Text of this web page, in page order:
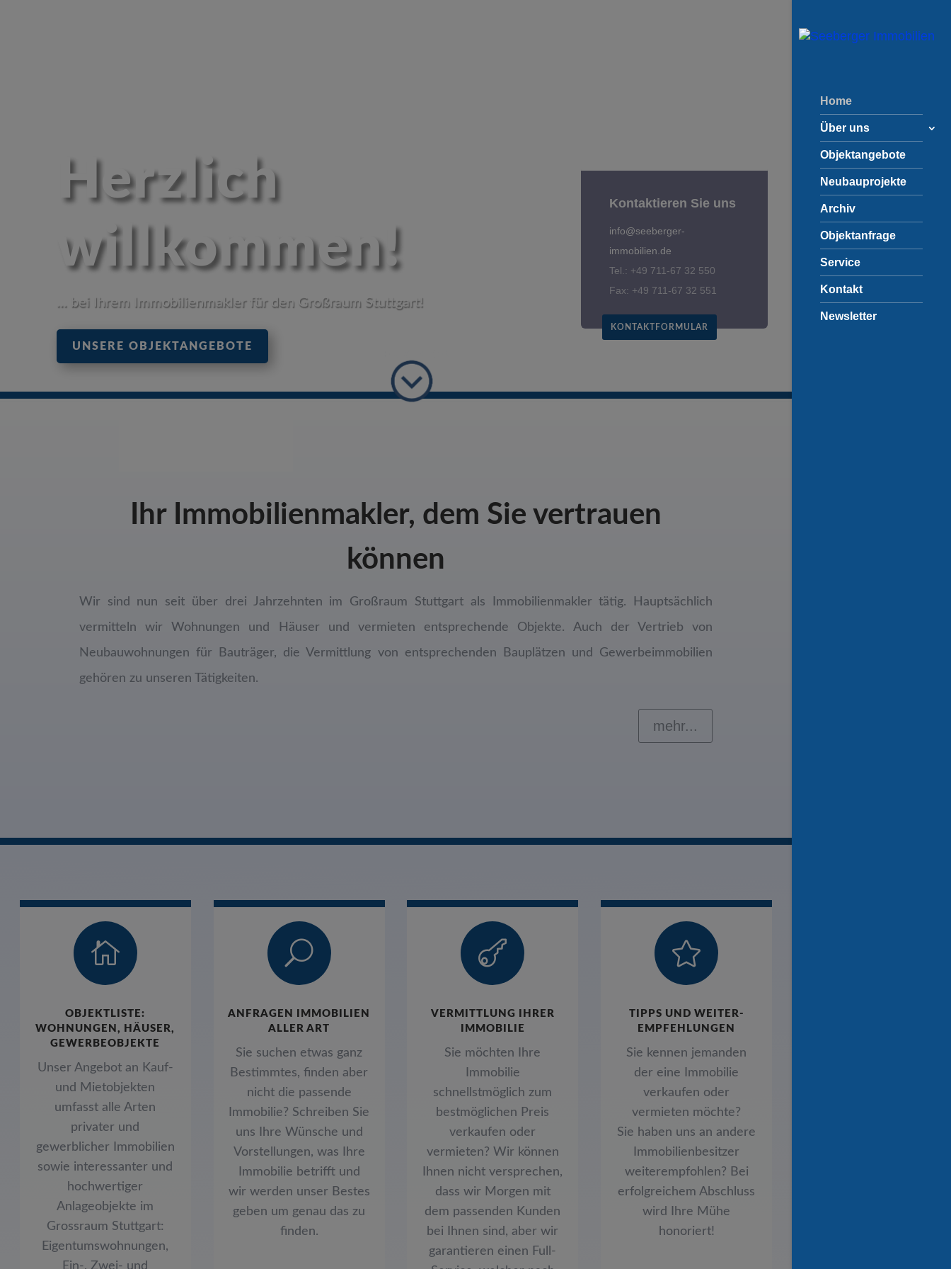
Home
Über uns
Objektangebote
Neubauprojekte
Archiv
Objektanfrage
Service
Kontakt
Newsletter
Herzlich
willkommen!
... bei Ihrem Immobilienmakler für den Großraum Stuttgart!
UNSERE OBJEKTANGEBOTE
Kontaktieren Sie uns
info@seeberger-
immobilien.de
Tel.: +49 711-67 32 550
Fax: +49 711-67 32 551
KONTAKTFORMULAR
Ihr Immobilienmakler, dem Sie vertrauen
können
Wir sind nun seit über drei Jahrzehnten im Großraum Stuttgart als Immobilienmakler tätig. Hauptsächlich
vermitteln wir Wohnungen und Häuser und vermieten entsprechende Objekte. Auch der Vertrieb von
Neubauwohnungen für Bauträger, die Vermittlung von entsprechenden Bauplätzen und Gewerbeimmobilien
gehören zu unseren Tätigkeiten.
mehr...

OBJEKTLISTE:
WOHNUNGEN, HÄUSER,
GEWERBEOBJEKTE
Unser Angebot an Kauf-
und Mietobjekten
umfasst alle Arten
privater und
gewerblicher Immobilien
sowie interessanter und
hochwertiger
Anlageobjekte im
Grossraum Stuttgart:
Eigentumswohnungen,
Ein-, Zwei- und
U
ANFRAGEN IMMOBILIEN
ALLER ART
Sie suchen etwas ganz
Bestimmtes, finden aber
nicht die passende
Immobilie? Schreiben Sie
uns Ihre Wünsche und
Vorstellungen, was Ihre
Immobilie betrifft und
wir werden unser Bestes
geben um genau das zu
finden.

VERMITTLUNG IHRER
IMMOBILIE
Sie möchten Ihre
Immobilie
schnellstmöglich zum
bestmöglichen Preis
verkaufen oder
vermieten? Wir können
Ihnen nicht versprechen,
dass wir Morgen mit
dem passenden Kunden
bei Ihnen sind, aber wir
garantieren einen Full-

TIPPS UND WEITER-
EMPFEHLUNGEN
Sie kennen jemanden
der eine Immobilie
verkaufen oder
vermieten möchte?
Sie haben uns an andere
Immobilienbesitzer
weiterempfohlen? Bei
erfolgreichem Abschluss
wird Ihre Mühe
honoriert!